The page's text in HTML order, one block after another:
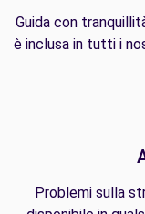
Guida con
è inclusa in tutti i
Problemi sulla